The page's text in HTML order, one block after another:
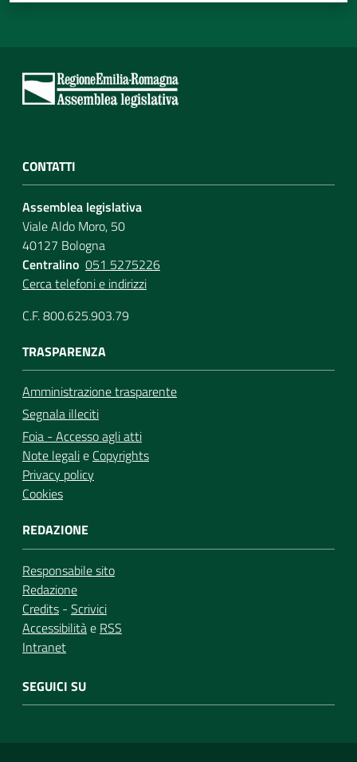
CONTATTI
Assemblea legislativa
Viale Aldo Moro, 50
40127 Bologna
Centralino 051 5275226
Cerca telefoni e indirizzi
C.F. 800.625.903.79
TRASPARENZA
Amministrazione trasparente
Segnala illeciti
Foia - Accesso agli atti
Note legalie Copyrights
Privacy policy
Cookies
REDAZIONE
Responsabile sito
Redazione
Credits - Scrivici
Accessibilitàe RSS
Intranet
SEGUICI SU